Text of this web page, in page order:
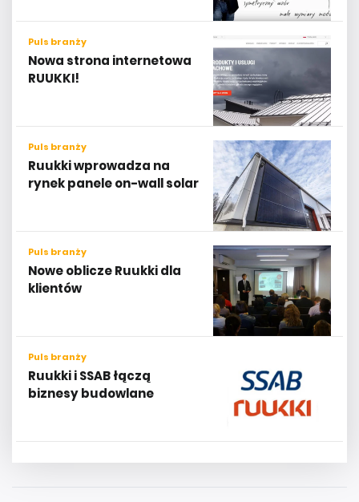
Puls branży
Nowa strona internetowa
RUUKKI!
Puls branży
Ruukki wprowadza na
rynek panele on-wall solar
Puls branży
Nowe oblicze Ruukki dla
klientów
Puls branży
Ruukki i SSAB łączą
biznesy budowlane